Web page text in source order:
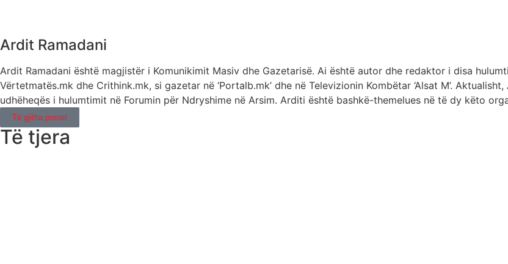
Ardit Ramadani
Ardit Ramadani është magjistër i Komunikimit Masiv dhe Gazetarisë. Ai është autor dhe redaktor i disa
Vërtetmatës.mk dhe Crithink.mk, si gazetar në ‘Portalb.mk’ dhe në Televizionin Kombëtar ‘Alsat M’.
udhëheqës i hulumtimit në Forumin për Ndryshime në Arsim. Arditi është bashkë-themelues në të dy këto
Të gjitha postet
Të tjera